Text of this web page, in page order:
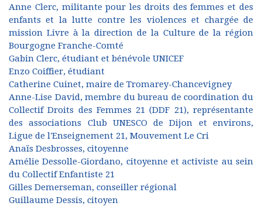
Anne Clerc, militante pour les droits des femmes et des
enfants et la lutte contre les violences et chargée de
mission Livre à la direction de la Culture de la région
Bourgogne Franche-Comté
Gabin Clerc, étudiant et bénévole UNICEF
Enzo Coiffier, étudiant
Catherine Cuinet, maire de Tromarey-Chancevigney
Anne-Lise David, membre du bureau de coordination du
Collectif Droits des Femmes 21 (DDF 21), représentante
des associations Club UNESCO de Dijon et environs,
Ligue de l'Enseignement 21, Mouvement Le Cri
Anaïs Desbrosses, citoyenne
Amélie Dessolle-Giordano, citoyenne et activiste au sein
du Collectif Enfantiste 21
Gilles Demerseman, conseiller régional
Guillaume Dessis, citoyen